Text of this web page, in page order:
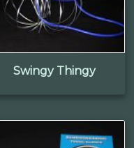
Swingy Thingy